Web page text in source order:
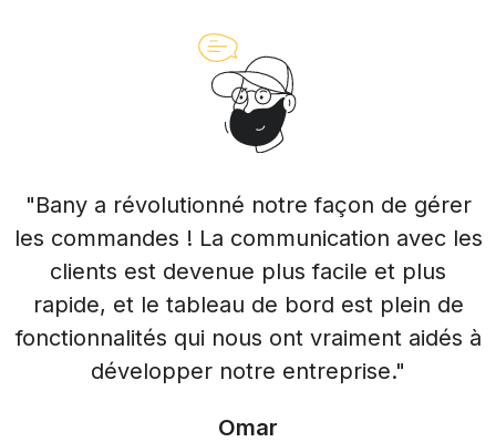
"Bany a révolutionné notre façon de gérer
les commandes ! La communication avec les
clients est devenue plus facile et plus
rapide, et le tableau de bord est plein de
fonctionnalités qui nous ont vraiment aidés à
développer notre entreprise."
Omar